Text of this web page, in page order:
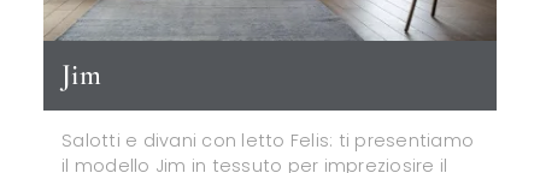
Jim
Salotti e divani con letto Felis: ti presentiamo
il modello Jim in tessuto per impreziosire il